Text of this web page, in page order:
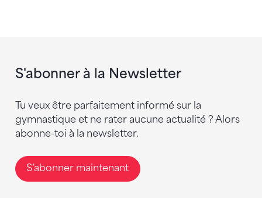
S'abonner à la Newsletter
Tu veux être parfaitement informé sur la
gymnastique et ne rater aucune actualité ? Alors
abonne-toi à la newsletter.
S'abonner maintenant